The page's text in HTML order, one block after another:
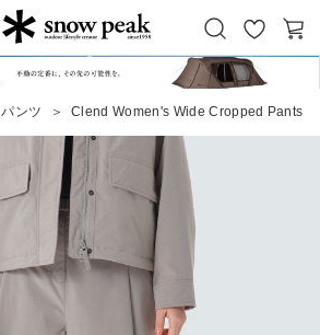
Snow Peak
お
気
カ
パンツ ＞ Clend Women's Wide Cropped Pants